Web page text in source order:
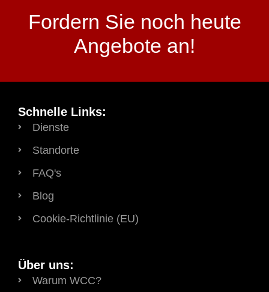
Fordern Sie noch heute
Angebote an!
Schnelle Links:
Dienste
Standorte
FAQ's
Blog
Cookie-Richtlinie (EU)
Über uns:
Warum WCC?